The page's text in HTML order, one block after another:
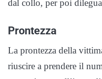
dal collo, per poi
Prontezza
La prontezza della
riuscire a prendere il